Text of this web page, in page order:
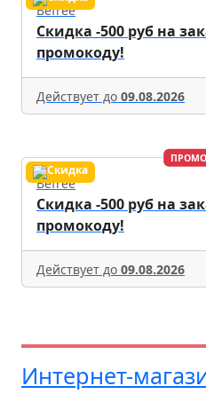
Befree
Скидка -500 руб на
промокоду!
Действует до 09.08.2026
Befree
Скидка -500 руб на
промокоду!
Действует до 09.08.2026
Интернет-